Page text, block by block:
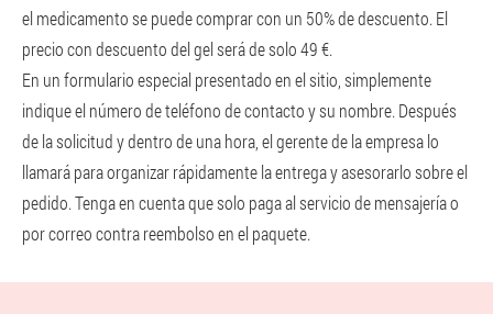
el medicamento se puede comprar con un 50% de descuento. El
precio con descuento del gel será de solo 49 €.
En un formulario especial presentado en el sitio, simplemente
indique el número de teléfono de contacto y su nombre. Después
de la solicitud y dentro de una hora, el gerente de la empresa lo
llamará para organizar rápidamente la entrega y asesorarlo sobre el
pedido. Tenga en cuenta que solo paga al servicio de mensajería o
por correo contra reembolso en el paquete.